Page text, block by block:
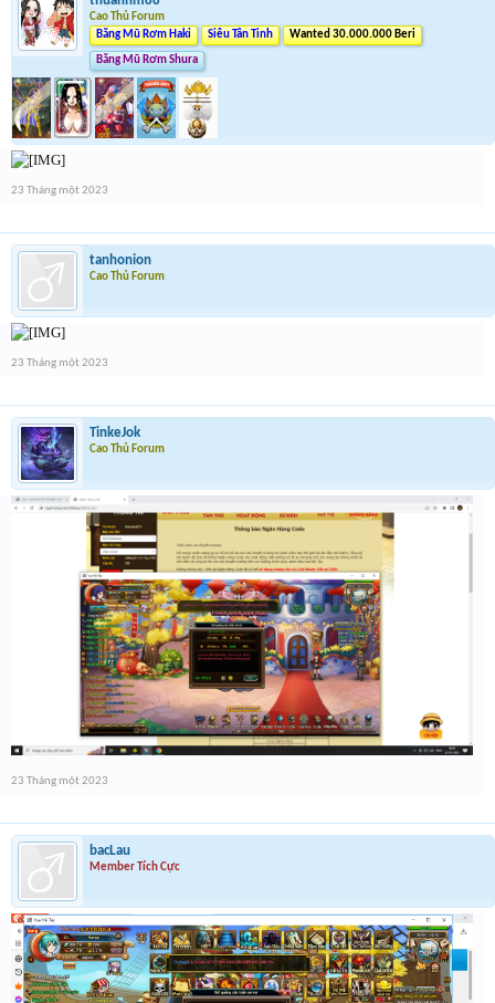
Cao Thủ Forum
Băng Mũ Rơm Haki
Siêu Tân Tinh Wanted 30.000.000 Beri
Băng Mũ Rơm Shura
23 Tháng một 2023
tanhonion
Cao Thủ Forum
23 Tháng một 2023
TinkeJok
Cao Thủ Forum
23 Tháng một 2023
bacLau
Member Tích Cực